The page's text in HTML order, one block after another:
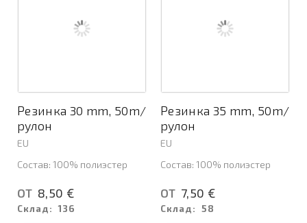
Резинка 30 mm, 50m/
рулон
EU
Состав: 100% полиэстер
ОТ 8,50 €
Склад: 136
Резинка 35 mm, 50m/
рулон
EU
Состав: 100% полиэстер
ОТ 7,50 €
Склад: 58